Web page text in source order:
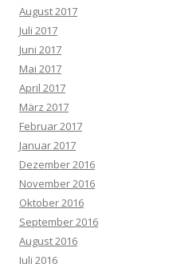
August 2017
Juli 2017
Juni 2017
Mai 2017
April 2017
März 2017
Februar 2017
Januar 2017
Dezember 2016
November 2016
Oktober 2016
September 2016
August 2016
Juli 2016